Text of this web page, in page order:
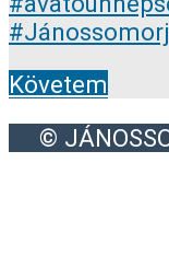
Követem
©